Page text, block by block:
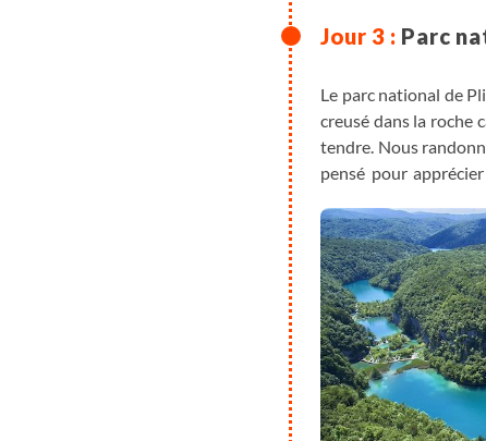
Parc
Le parc national de
creusé dans la roche
tendre. Nous
pensé pour
pied du massif de